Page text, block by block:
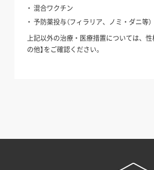
混合ワクチン
予防薬投与（フィラリア、ノミ・ダニ等）
上記以外の治療・医療措置については、性
の他】をご確認ください。